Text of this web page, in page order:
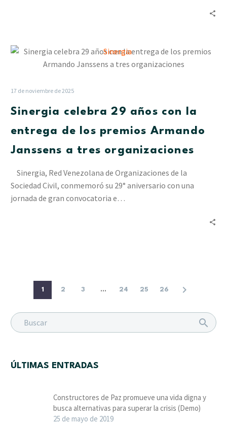
protegerte
Sinergia
celebra
la
entrega
los
Armando
Janssens
a
17 de noviembre de 2025
Sinergia celebra 29 años con la
entrega de los premios Armando
Janssens a tres organizaciones
Sinergia, Red Venezolana de Organizaciones de la
Sociedad Civil, conmemoró su 29° aniversario con una
jornada de gran convocatoria e…
1 2 3 ... 24 25 26
ÚLTIMAS ENTRADAS
Constructores de Paz promueve una vida digna y
busca alternativas para superar la crisis (Demo)
25 de mayo de 2019